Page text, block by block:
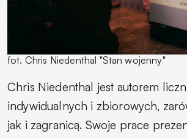
fot. Chris Niedenthal "Stan wojenny"
Chris Niedenthal jest autorem
indywidualnych i zbiorowych,
jak i zagranicą. Swoje prace